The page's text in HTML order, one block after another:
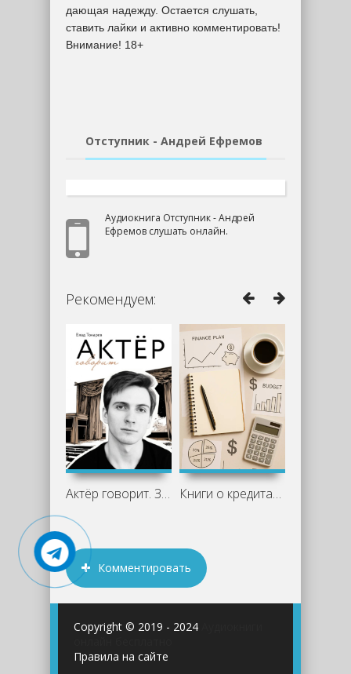
дающая надежду. Остается слушать,
ставить лайки и активно комментировать!
Внимание! 18+
Отступник - Андрей Ефремов
Аудиокнига Отступник - Андрей
Ефремов слушать онлайн.
Рекомендуем:
Актёр говорит. За кулисами театра и Книги о кредитах и финансовой свободе:
Комментировать
Copyright © 2019 - 2024
Правила на сайте